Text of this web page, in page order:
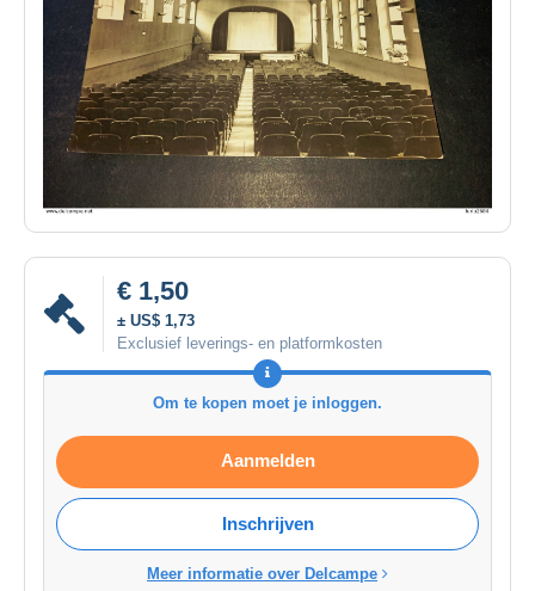
€ 1,50
± US$ 1,73
Exclusief leverings- en platformkosten
Om te kopen moet je inloggen.
Aanmelden
Inschrijven
Meer informatie over Delcampe